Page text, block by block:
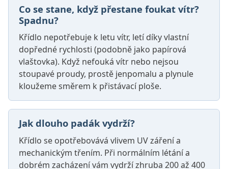
Co se stane, když přestane foukat vítr?
Spadnu?
Křídlo nepotřebuje k letu vítr, letí díky vlastní
dopředné rychlosti (podobně jako papírová
vlaštovka). Když nefouká vítr nebo nejsou
stoupavé proudy, prostě jenpomalu a plynule
kloužeme směrem k přistávací ploše.
Jak dlouho padák vydrží?
Křídlo se opotřebovává vlivem UV záření a
mechanickým třením. Při normálním létání a
dobrém zacházení vám vydrží zhruba 200 až 400